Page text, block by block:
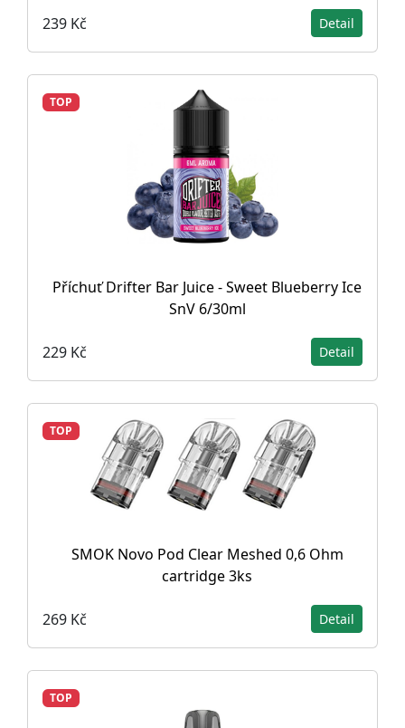
239 Kč Detail
TOP
Příchuť Drifter Bar Juice - Sweet Blueberry Ice
SnV 6/30ml
229 Kč Detail
TOP
SMOK Novo Pod Clear Meshed 0,6 Ohm
cartridge 3ks
269 Kč Detail
TOP